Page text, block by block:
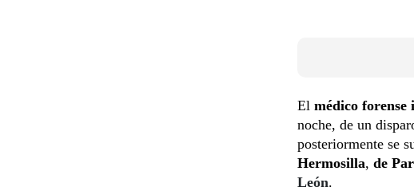
El médico forense
noche, de un
posteriormente se
Hermosilla, de
León.